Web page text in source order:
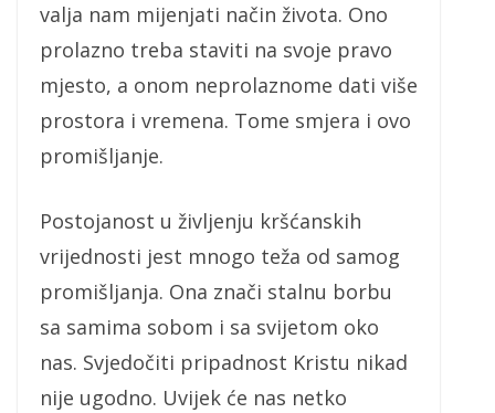
valja nam mijenjati način života. Ono
prolazno treba staviti na svoje pravo
mjesto, a onom neprolaznome dati više
prostora i vremena. Tome smjera i ovo
promišljanje.
Postojanost u življenju kršćanskih
vrijednosti jest mnogo teža od samog
promišljanja. Ona znači stalnu borbu
sa samima sobom i sa svijetom oko
nas. Svjedočiti pripadnost Kristu nikad
nije ugodno. Uvijek će nas netko